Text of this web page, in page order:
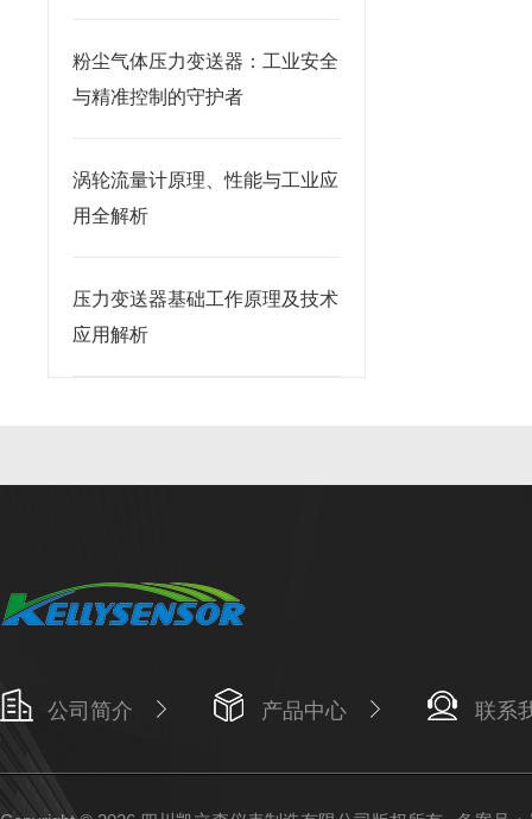
粉尘气体压力变送器：工业安全
与精准控制的守护者
涡轮流量计原理、性能与工业应
用全解析
压力变送器基础工作原理及技术
应用解析
公司简介 产品中心 联系